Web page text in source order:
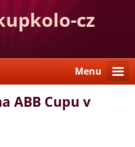
cz
Menu
ABB Cupu v